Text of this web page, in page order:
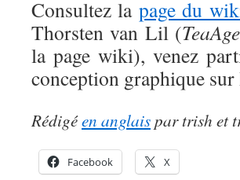
Consultez la page du
Thorsten van Lil (TeaAge
la page wiki), venez
conception graphique
Rédigéen anglaispar trish et
Facebook X